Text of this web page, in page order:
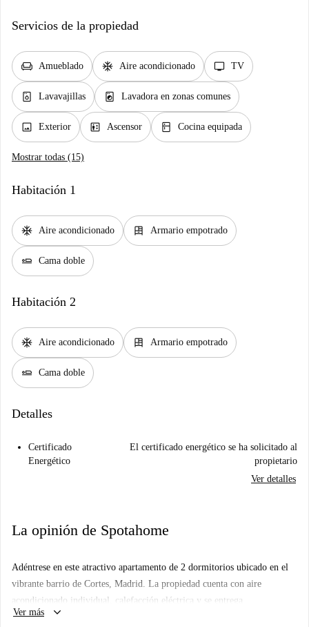
Servicios de la propiedad
chair Amueblado ac_unit Aire acondicionado tv TV
dishwasher_gen Lavavajillas local_laundry_service Lavadora en zonas comunes
image Exterior elevator Ascensor kitchen Cocina equipada
Mostrar todas (15)
Habitación 1
ac_unit Aire acondicionado dresser Armario empotrado
airline_seat_flat Cama doble
Habitación 2
ac_unit Aire acondicionado dresser Armario empotrado
airline_seat_flat Cama doble
Detalles
Certificado
Energético
El certificado energético se ha solicitado al
propietario
Ver detalles
La opinión de Spotahome
Adéntrese en este atractivo apartamento de 2 dormitorios ubicado en el
vibrante barrio de Cortes, Madrid. La propiedad cuenta con aire
acondicionado individual, calefacción eléctrica y se entrega
completamente amueblada para su comodidad. El apartamento incluye
Ver más keyboard_arrow_down